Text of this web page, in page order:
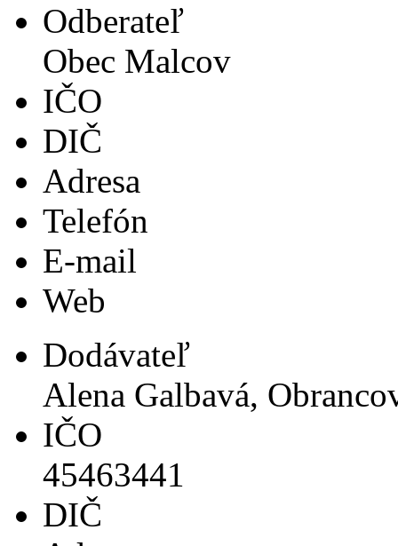
Odberateľ
Obec Malcov
IČO
DIČ
Adresa
Telefón
E-mail
Web
Dodávateľ
Alena Galbavá,
IČO
45463441
DIČ